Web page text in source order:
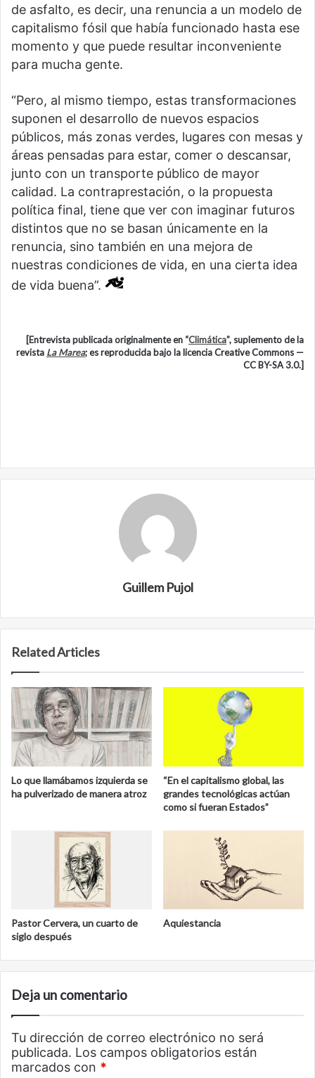
de asfalto, es decir, una renuncia a un modelo de
capitalismo fósil que había funcionado hasta ese
momento y que puede resultar inconveniente
para mucha gente.
“Pero, al mismo tiempo, estas transformaciones
suponen el desarrollo de nuevos espacios
públicos, más zonas verdes, lugares con mesas y
áreas pensadas para estar, comer o descansar,
junto con un transporte público de mayor
calidad. La contraprestación, o la propuesta
política final, tiene que ver con imaginar futuros
distintos que no se basan únicamente en la
renuncia, sino también en una mejora de
nuestras condiciones de vida, en una cierta idea
de vida buena”.
[Entrevista publicada originalmente en “Climática”, suplemento de la
revista La Marea; es reproducida bajo la licencia Creative Commons —
CC BY-SA 3.0.]
Guillem Pujol
Related Articles
Lo que llamábamos izquierda se
ha pulverizado de manera atroz
“En el capitalismo global, las
grandes tecnológicas actúan
como si fueran Estados”
Pastor Cervera, un cuarto de
siglo después
Aquiestancia
Deja un comentario
Tu dirección de correo electrónico no será
publicada. Los campos obligatorios están
marcados con *